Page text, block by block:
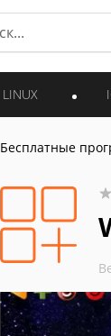
LINUX
Бесплатные